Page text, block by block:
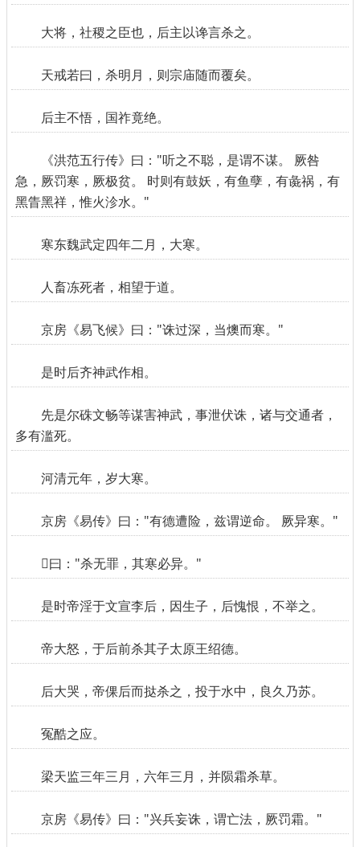
大将，社稷之臣也，后主以谗言杀之。
天戒若曰，杀明月，则宗庙随而覆矣。
后主不悟，国祚竟绝。
《洪范五行传》曰："听之不聪，是谓不谋。 厥咎
急，厥罚寒，厥极贫。 时则有鼓妖，有鱼孽，有彘祸，有
黑眚黑祥，惟火沴水。"
寒东魏武定四年二月，大寒。
人畜冻死者，相望于道。
京房《易飞候》曰："诛过深，当燠而寒。"
是时后齐神武作相。
先是尔硃文畅等谋害神武，事泄伏诛，诸与交通者，
多有滥死。
河清元年，岁大寒。
京房《易传》曰："有德遭险，兹谓逆命。 厥异寒。"
曰："杀无罪，其寒必异。"
是时帝淫于文宣李后，因生子，后愧恨，不举之。
帝大怒，于后前杀其子太原王绍德。
后大哭，帝倮后而挞杀之，投于水中，良久乃苏。
冤酷之应。
梁天监三年三月，六年三月，并陨霜杀草。
京房《易传》曰："兴兵妄诛，谓亡法，厥罚霜。"